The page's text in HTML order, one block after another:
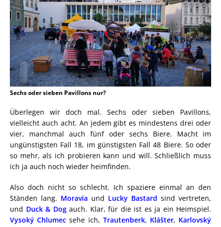
Sechs oder sieben Pavillons nur?
Überlegen wir doch mal. Sechs oder sieben Pavillons,
vielleicht auch acht. An jedem gibt es mindestens drei oder
vier, manchmal auch fünf oder sechs Biere. Macht im
ungünstigsten Fall 18, im günstigsten Fall 48 Biere. So oder
so mehr, als ich probieren kann und will. Schließlich muss
ich ja auch noch wieder heimfinden.
Also doch nicht so schlecht. Ich spaziere einmal an den
Ständen lang. Moravia und Lucky Bastard sind vertreten,
und Duck & Dogauch. Klar, für die ist es ja ein Heimspiel.
Vysoký Chlumec sehe ich, Trautenberk, Klášter, Karlovský